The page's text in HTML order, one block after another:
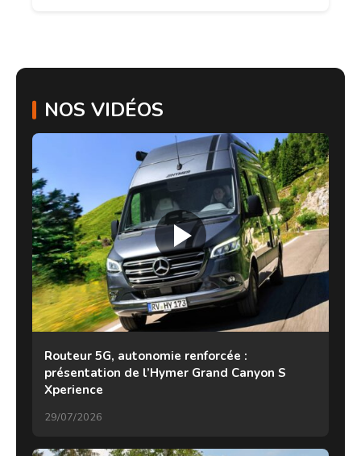
NOS VIDÉOS
Routeur 5G, autonomie renforcée :
présentation de l’Hymer Grand Canyon S
Xperience
29/07/2026